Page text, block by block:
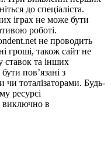
до спеціаліста.
іграх не може бути
роботі.
не проводить
гроші, також сайт не
ставок та інших
пов’язані з
чи тоталізаторами. Будь-
ресурсі
виключно в